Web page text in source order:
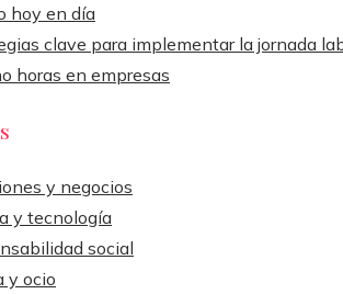
hoy en día
clave para implementar la jornada
horas en empresas
y negocios
y tecnología
social
y ocio